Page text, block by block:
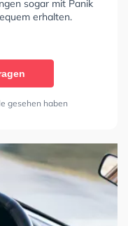
sogar mit Panik
erhalten.
gesehen haben